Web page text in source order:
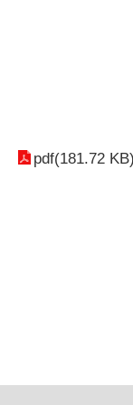
pdf(181.72